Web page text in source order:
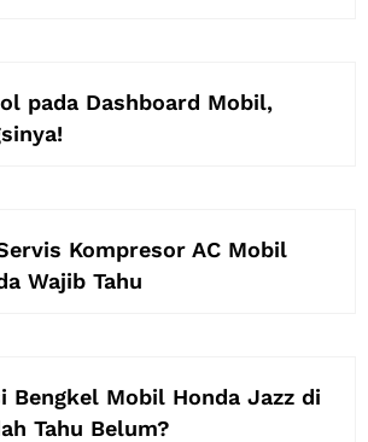
pada Dashboard Mobil,
Kompresor AC Mobil
Wajib Tahu
Bengkel Mobil Honda Jazz di
Tahu Belum?